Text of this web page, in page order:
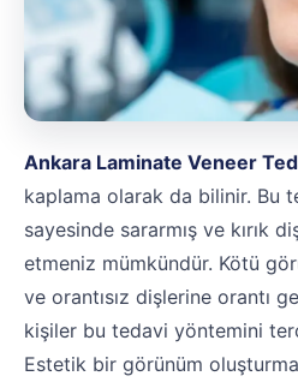
Ankara Laminate Veneer
kaplama olarak da bilinir. Bu
sayesinde sararmış ve kırık
etmeniz mümkündür. Kötü
ve orantısız dişlerine orantı
kişiler bu tedavi yöntemini
Estetik bir görünüm